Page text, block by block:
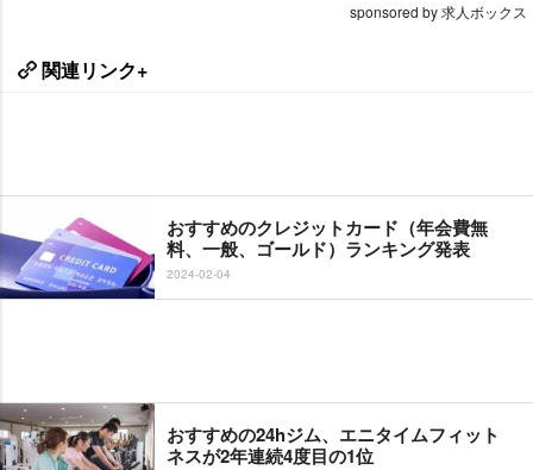
sponsored by 求人ボックス
関連リンク+
おすすめのクレジットカード（年会費無
料、一般、ゴールド）ランキング発表
2024-02-04
おすすめの24hジム、エニタイムフィット
ネスが2年連続4度目の1位